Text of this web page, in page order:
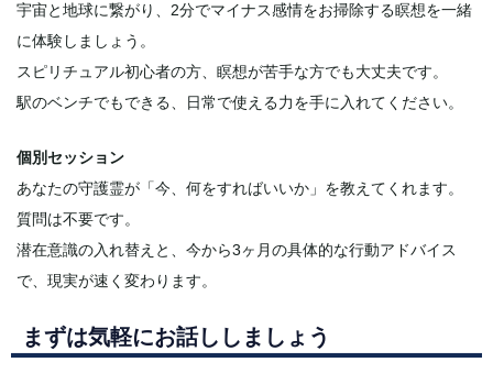
宇宙と地球に繋がり、2分でマイナス感情をお掃除する瞑想を一緒
に体験しましょう。
スピリチュアル初心者の方、瞑想が苦手な方でも大丈夫です。
駅のベンチでもできる、日常で使える力を手に入れてください。
個別セッション
あなたの守護霊が「今、何をすればいいか」を教えてくれます。
質問は不要です。
潜在意識の入れ替えと、今から3ヶ月の具体的な行動アドバイス
で、現実が速く変わります。
まずは気軽にお話ししましょう